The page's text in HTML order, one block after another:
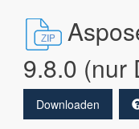
9.8.0 (nur
Downloaden